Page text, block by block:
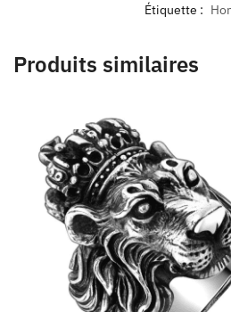
Étiquette :
Produits similaires